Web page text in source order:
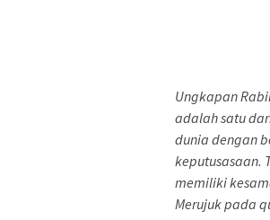
Ungkapan
adalah satu
dunia dengan
keputusasaan.
memiliki
Merujuk pada